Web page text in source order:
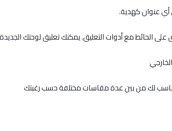
أي عنوان كهدية.
على الحائط مع أدوات التعليق. يمكنك تعليق لوحتك
لك من بين عدة مقاسات مختلفة حسب رغبتك